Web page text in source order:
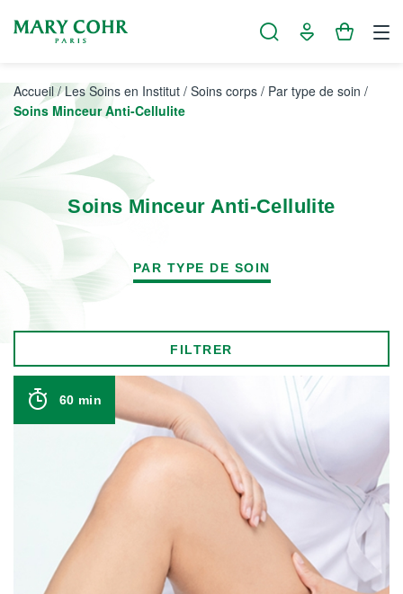
Accueil / Les Soins en Institut / Soins corps / Par type de soin /
Soins Minceur Anti-Cellulite
Soins Minceur Anti-Cellulite
PAR TYPE DE SOIN
FILTRER
60 min